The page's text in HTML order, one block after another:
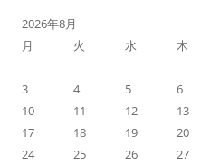
2026年8月
月
火 水 木
3
4 5 6
10
11 12 13
17
18 19 20
24
25 26 27